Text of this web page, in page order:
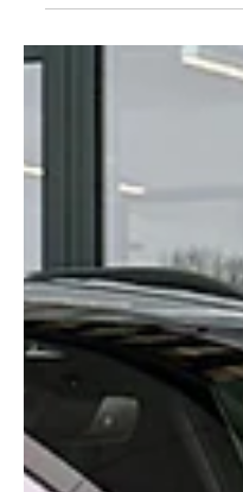
Paint Protection Film
De Tesla Model Y is een
van geavanceerd auto-
hij wordt gewrapt in Matt